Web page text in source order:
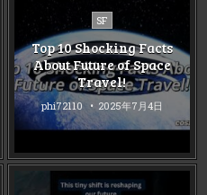
Posted
in
SF
Top 10 Shocking Facts
About Future of Space
Travel!
phi72110 2025年7月4日